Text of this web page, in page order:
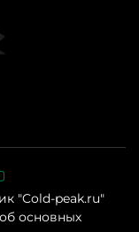
убедительная
; +7 (999) 676-28-
"Cold-peak.ru"
основных